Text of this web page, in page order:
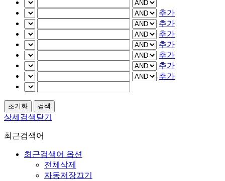
추가
추가
추가
추가
추가
추가
추가
상세검색닫기
최근검색어
최근검색어 옵션
전체삭제
자동저장끄기